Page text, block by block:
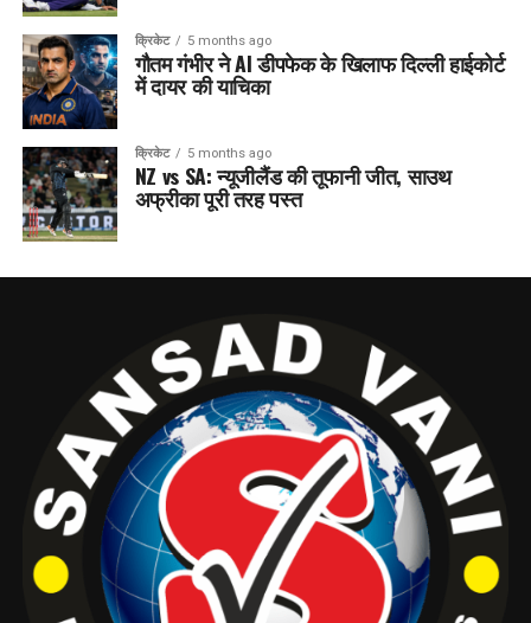
क्रिकेट 5 months ago
गौतम गंभीर ने AI डीपफेक के खिलाफ दिल्ली हाईकोर्ट
में दायर की याचिका
क्रिकेट 5 months ago
NZ vs SA: न्यूजीलैंड की तूफानी जीत, साउथ
अफ्रीका पूरी तरह पस्त